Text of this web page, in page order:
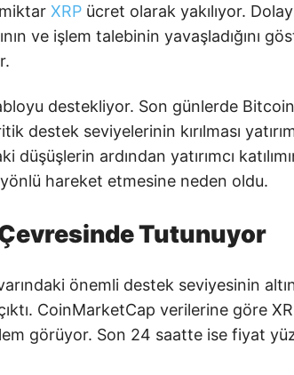
XRP ücret olarak yakılıyor.
ve işlem talebinin yavaşladığını
destekliyor. Son günlerde
destek seviyelerinin kırılması
ardından yatırımcı
hareket etmesine neden oldu.
Çevresinde Tutunuyor
önemli destek seviyesinin
CoinMarketCap verilerine göre
görüyor. Son 24 saatte ise fiyat